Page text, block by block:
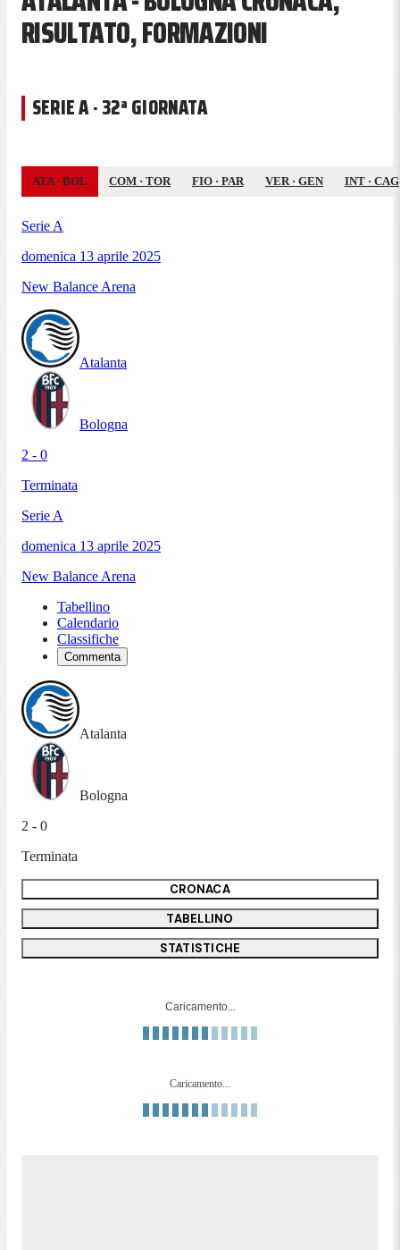
RISULTATO, FORMAZIONI
SERIE A · 32ª GIORNATA
ATA· BOL COM · TOR FIO · PAR VER· GEN INT · CAG
Serie A
domenica 13 aprile 2025
New Balance Arena
Atalanta
Bologna
2 - 0
Terminata
Serie A
domenica 13 aprile 2025
New Balance Arena
Tabellino
Calendario
Classifiche
Commenta
Atalanta
Bologna
2 - 0
Terminata
CRONACA
TABELLINO
STATISTICHE
Caricamento...
Caricamento...